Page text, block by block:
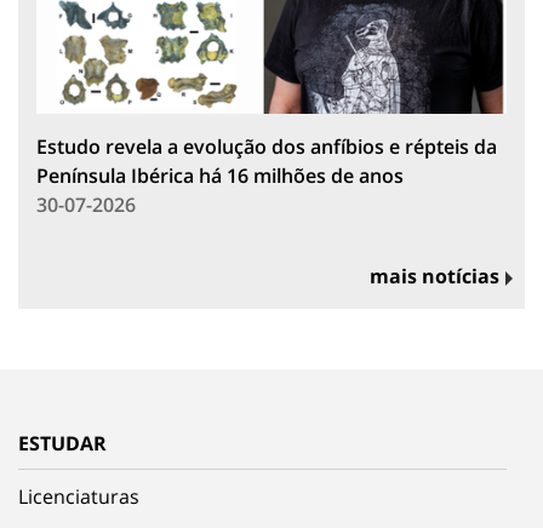
Estudo revela a evolução dos anfíbios e répteis da
Península Ibérica há 16 milhões de anos
30-07-2026
mais notícias
ESTUDAR
Licenciaturas